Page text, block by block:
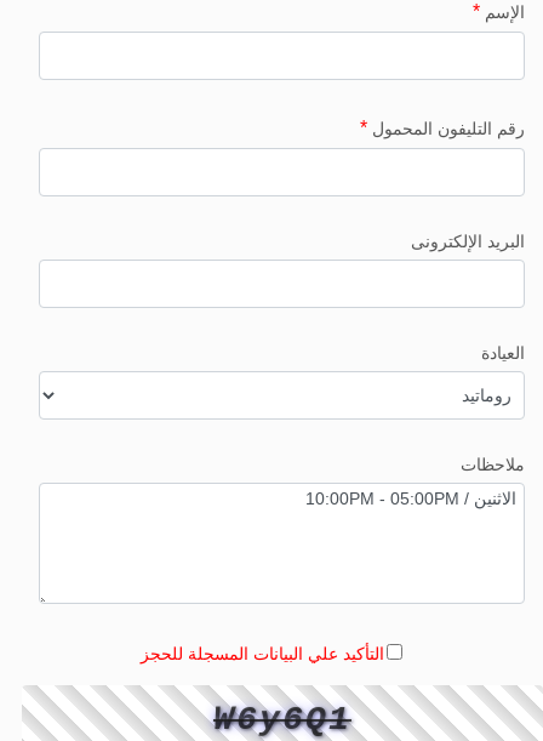
الإسم*
رقم التليفون المحمول*
البريد الإلكترونى
العيادة
ملاحظات
التأكيد علي البيانات المسجلة للحجز
W6y6Q1